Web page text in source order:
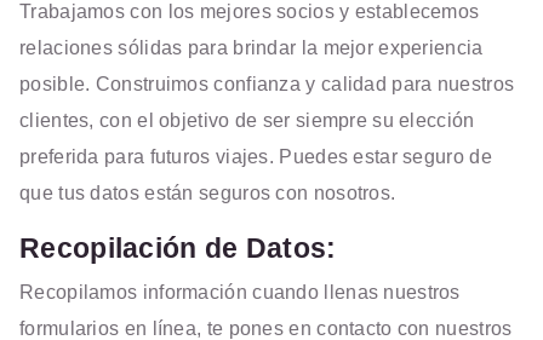
Trabajamos con los mejores socios y establecemos
relaciones sólidas para brindar la mejor experiencia
posible. Construimos confianza y calidad para nuestros
clientes, con el objetivo de ser siempre su elección
preferida para futuros viajes. Puedes estar seguro de
que tus datos están seguros con nosotros.
Recopilación de Datos:
Recopilamos información cuando llenas nuestros
formularios en línea, te pones en contacto con nuestros